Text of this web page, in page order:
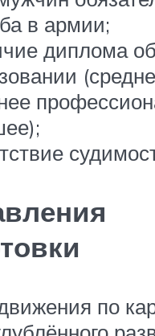
в армии;
диплома об
по